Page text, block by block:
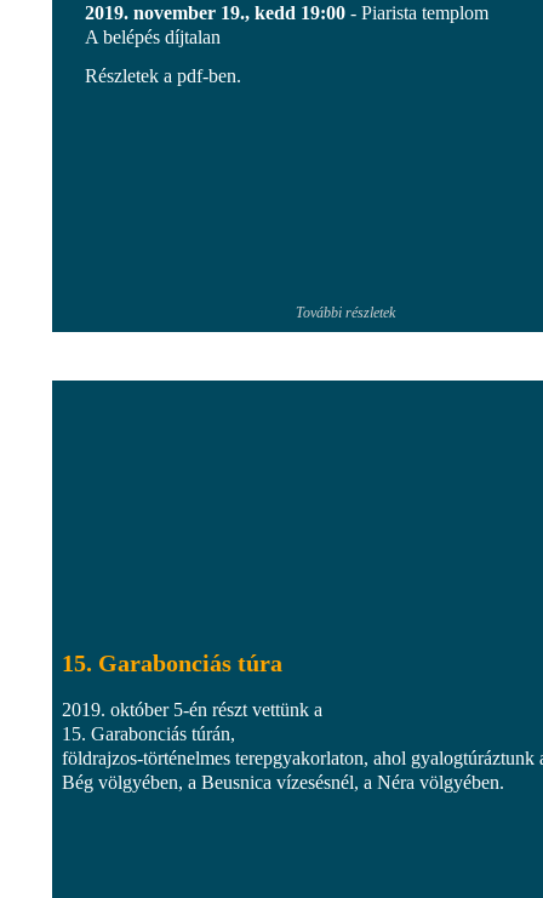
2019. november 19., kedd 19:00 - Piarista templom
A belépés díjtalan
Részletek a pdf-ben.
További részletek
15. Garabonciás túra
2019. október 5-én részt vettünk a
15. Garabonciás túrán,
földrajzos-történelmes terepgyakorlaton, ahol gyalogtúráztunk
Bég völgyében, a Beusnica vízesésnél, a Néra völgyében.